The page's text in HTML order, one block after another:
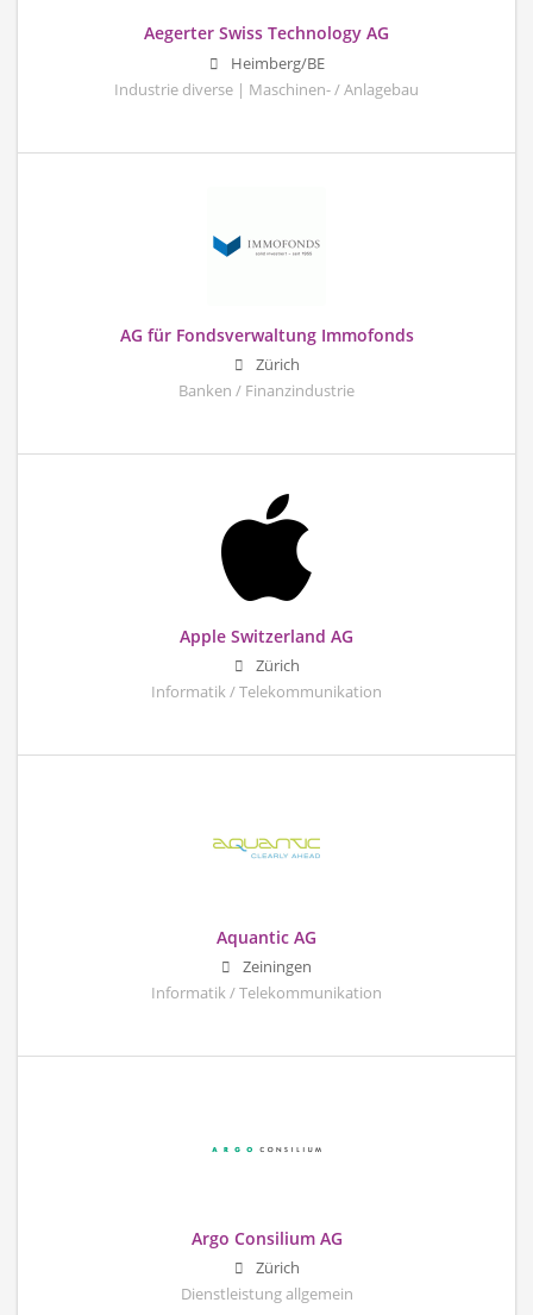
Aegerter Swiss Technology AG
Heimberg/BE
Industrie diverse | Maschinen- / Anlagebau
AG für Fondsverwaltung Immofonds
Zürich
Banken / Finanzindustrie
Apple Switzerland AG
Zürich
Informatik / Telekommunikation
Aquantic AG
Zeiningen
Informatik / Telekommunikation
Argo Consilium AG
Zürich
Dienstleistung allgemein